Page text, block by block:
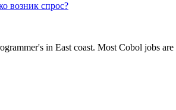
возник спрос?
in East coast. Most Cobol jobs are